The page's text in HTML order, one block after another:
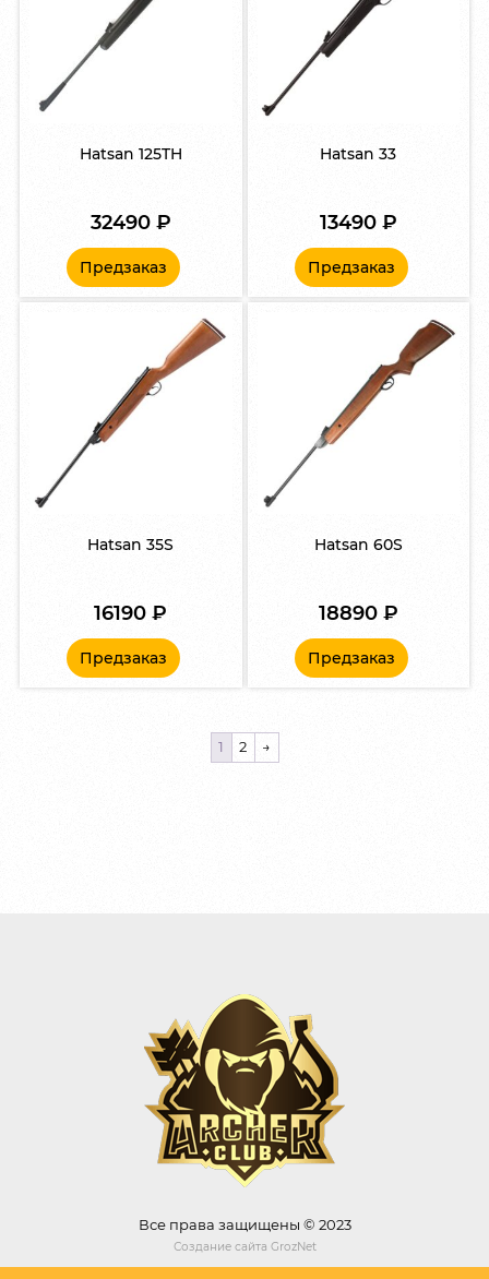
Hatsan 125TH
32490 ₽
Предзаказ
Hatsan 33
13490 ₽
Предзаказ
Hatsan 35S
16190₽
Предзаказ
Hatsan 60S
18890 ₽
Предзаказ
1 2 →
Все права защищены © 2023
Создание сайта GrozNet